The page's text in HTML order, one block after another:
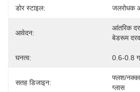
डोर स्टाइल: जलरोधक
आवेदन:
आंतरिक
बेडरूम
घनत्व: 0.6-0.8
सतह डिजाइन:
फ्लश/
ग्लास